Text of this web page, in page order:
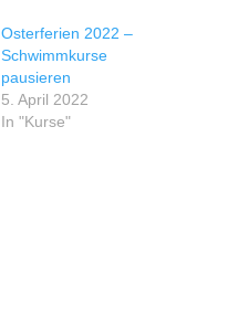
Osterferien 2022 –
Schwimmkurse
pausieren
5. April 2022
In "Kurse"